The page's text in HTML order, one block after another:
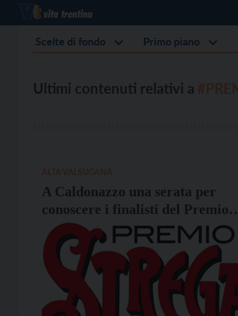
Scelte di fondo Primo piano
Ultimi contenuti relativi a
A Caldonazzo una serata per
conoscere i finalisti del Premio
Strega